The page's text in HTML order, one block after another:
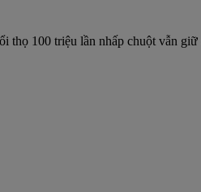
thọ 100 triệu lần nhấp chuột vẫn